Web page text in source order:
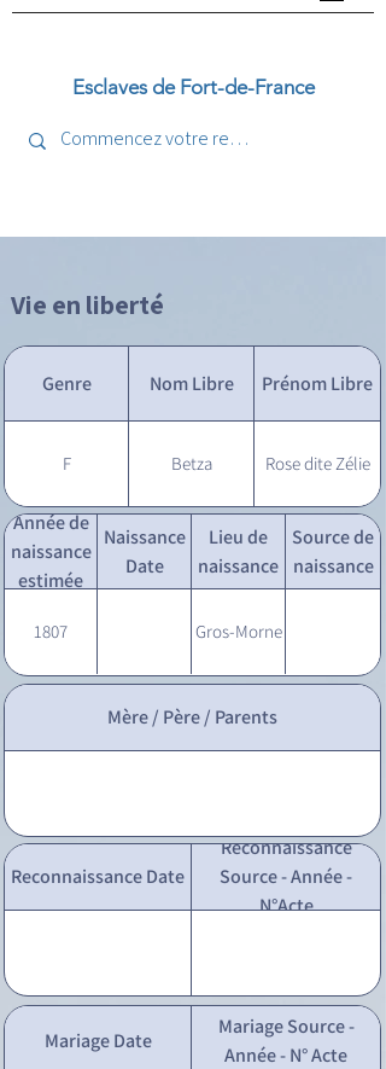
Esclaves de Fort-de-France
Vie en liberté
Genre Nom Libre Prénom Libre
F Betza Rose dite Zélie
Année de
naissance
estimée
Naissance
Date
Lieu de
naissance
Source de
naissance
1807 Gros-Morne
Mère / Père / Parents
Reconnaissance Date
Reconnaissance
Source - Année -
N°Acte
Mariage Date
Mariage Source -
Année - N° Acte